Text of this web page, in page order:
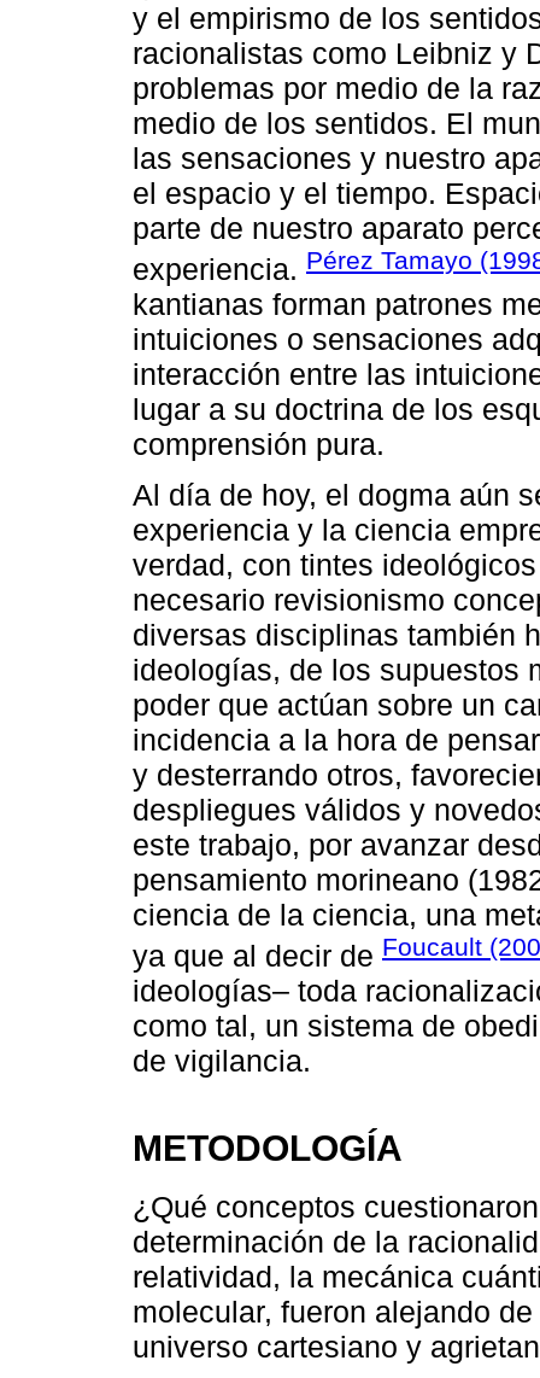
y el empirismo de los
racionalistas como Leibniz y
problemas por medio de la
medio de los sentidos. El
las sensaciones y nuestro
el espacio y el tiempo.
parte de nuestro aparato
experiencia. Pérez Tamayo
kantianas forman patrones
intuiciones o sensaciones
interacción entre las
lugar a su doctrina de los
comprensión pura.
Al día de hoy, el dogma aún
experiencia y la ciencia
verdad, con tintes
necesario revisionismo
diversas disciplinas también
ideologías, de los supuestos
poder que actúan sobre un
incidencia a la hora de
y desterrando otros,
despliegues válidos y
este trabajo, por avanzar
pensamiento morineano
ciencia de la ciencia, una
ya que al decir de Foucault
ideologías– toda
como tal, un sistema de
de vigilancia.
METODOLOGÍA
¿Qué conceptos
determinación de la
relatividad, la mecánica
molecular, fueron alejando
universo cartesiano y